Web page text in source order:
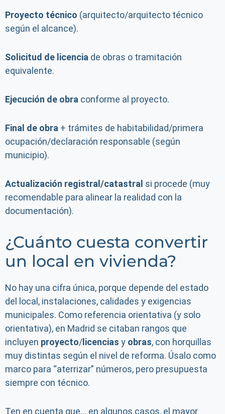
Proyecto técnico (arquitecto/arquitecto técnico
según el alcance).
Solicitud de licencia de obras o tramitación
equivalente.
Ejecución de obra conforme al proyecto.
Final de obra + trámites de habitabilidad/primera
ocupación/declaración responsable (según
municipio).
Actualización registral/catastral si procede (muy
recomendable para alinear la realidad con la
documentación).
¿Cuánto cuesta convertir
un local en vivienda?
No hay una cifra única, porque depende del estado
del local, instalaciones, calidades y exigencias
municipales. Como referencia orientativa (y solo
orientativa), en Madrid se citaban rangos que
incluyen proyecto/ licencias y obras, con horquillas
muy distintas según el nivel de reforma. Úsalo como
marco para “aterrizar” números, pero presupuesta
siempre con técnico.
Ten en cuenta que… en algunos casos, el mayor